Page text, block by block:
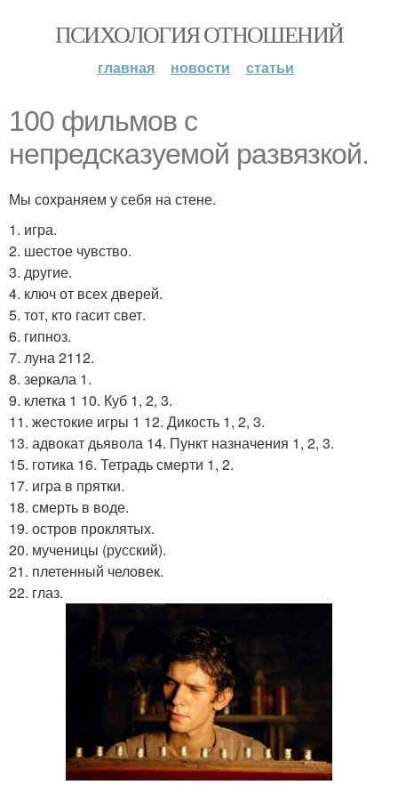
ПСИХОЛОГИЯ ОТНОШЕНИЙ
главная новости статьи
100 фильмов с
непредсказуемой развязкой.
Мы сохраняем у себя на стене.
1. игра.
2. шестое чувство.
3. другие.
4. ключ от всех дверей.
5. тот, кто гасит свет.
6. гипноз.
7. луна 2112.
8. зеркала 1.
9. клетка 1 10. Куб 1, 2, 3.
11. жестокие игры 1 12. Дикость 1, 2, 3.
13. адвокат дьявола 14. Пункт назначения 1, 2, 3.
15. готика 16. Тетрадь смерти 1, 2.
17. игра в прятки.
18. смерть в воде.
19. остров проклятых.
20. мученицы (русский).
21. плетенный человек.
22. глаз.